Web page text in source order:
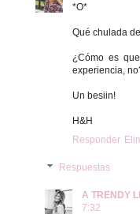
*O*
Qué chulada
¿Cómo es
experiencia,
Un besiin!
H&H
Responder
Respuestas
A TRENDY
7:32